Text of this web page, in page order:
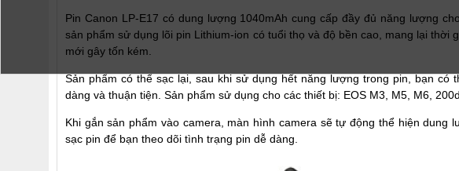
Pin Canon LP-E17 có dung lượng 1040mAh cung cấp đầy đủ năng lượng
sản phẩm sử dụng lõi pin Lithium-ion có tuổi thọ và độ bền cao, mang lại thời
mới gây tốn kém.
Sản phẩm có thể sạc lại, sau khi sử dụng hết năng lượng trong pin, bạn có
dàng và thuận tiện. Sản phẩm sử dụng cho các thiết bị: EOS M3, M5, M6,
Khi gắn sản phẩm vào camera, màn hình camera sẽ tự động thể hiện dung
sạc pin để bạn theo dõi tình trạng pin dễ dàng.